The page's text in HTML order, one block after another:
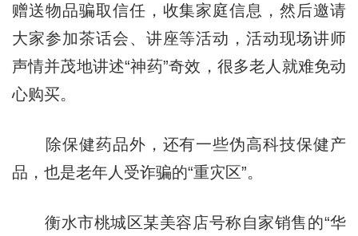
赠送物品骗取信任，收集家庭信息，然后邀请
大家参加茶话会、讲座等活动，活动现场讲师
声情并茂地讲述“神药”奇效，很多老人就难免动
心购买。
除保健药品外，还有一些伪高科技保健产
品，也是老年人受诈骗的“重灾区”。
衡水市桃城区某美容店号称自家销售的“华